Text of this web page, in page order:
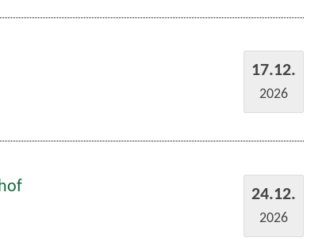
17.12.
2026
24.12.
2026